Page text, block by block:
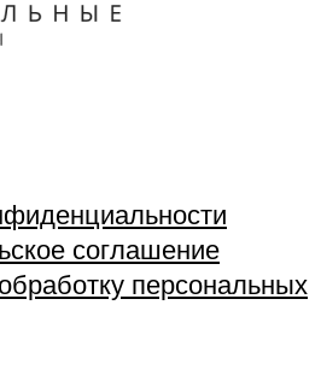
соглашение
персональных